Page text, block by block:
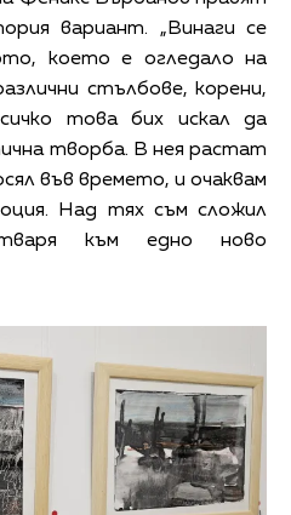
вариант. „Винаги се
което е огледало на
стълбове, корени,
това бих искал да
творба. В нея растат
във времето, и очаквам
Над тях съм сложил
към едно ново